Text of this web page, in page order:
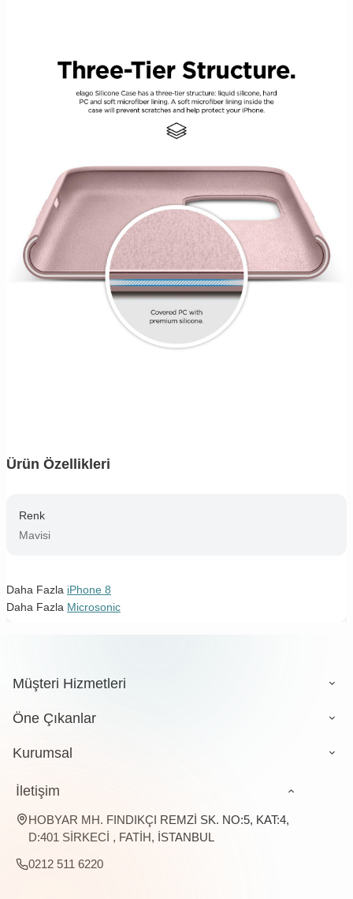
Ürün Özellikleri
Renk
Mavisi
Daha Fazla iPhone 8
Daha Fazla Microsonic
Müşteri Hizmetleri
Öne Çıkanlar
Kurumsal
İletişim
HOBYAR MH. FINDIKÇI REMZİ SK. NO:5, KAT:4,
D:401 SİRKECİ , FATİH, İSTANBUL
0212 511 6220